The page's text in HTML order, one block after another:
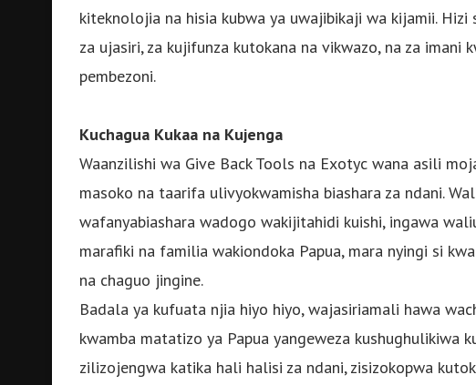
kiteknolojia na hisia kubwa ya uwajibikaji wa kijamii.
za ujasiri, za kujifunza kutokana na vikwazo, na za imani
pembezoni.
Kuchagua Kukaa na Kujenga
Waanzilishi wa Give Back Tools na Exotyc wana asili
masoko na taarifa ulivyokwamisha biashara za ndani.
wafanyabiashara wadogo wakijitahidi kuishi, ingawa
marafiki na familia wakiondoka Papua, mara nyingi si
na chaguo jingine.
Badala ya kufuata njia hiyo hiyo, wajasiriamali hawa
kwamba matatizo ya Papua yangeweza kushughulikiwa
zilizojengwa katika hali halisi za ndani, zisizokopwa